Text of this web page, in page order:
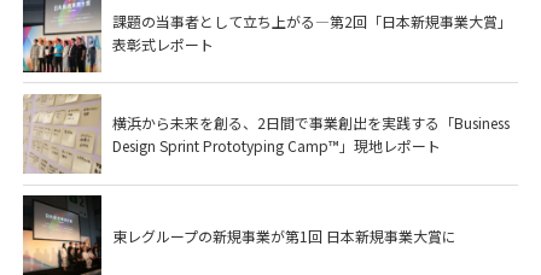
課題の当事者として立ち上がる―第2回「日本新規事業大賞」
表彰式レポート
横浜から未来を創る、2日間で事業創出を実践する「Business
Design Sprint Prototyping Camp™」現地レポート
東レグループの新規事業が第1回 日本新規事業大賞に